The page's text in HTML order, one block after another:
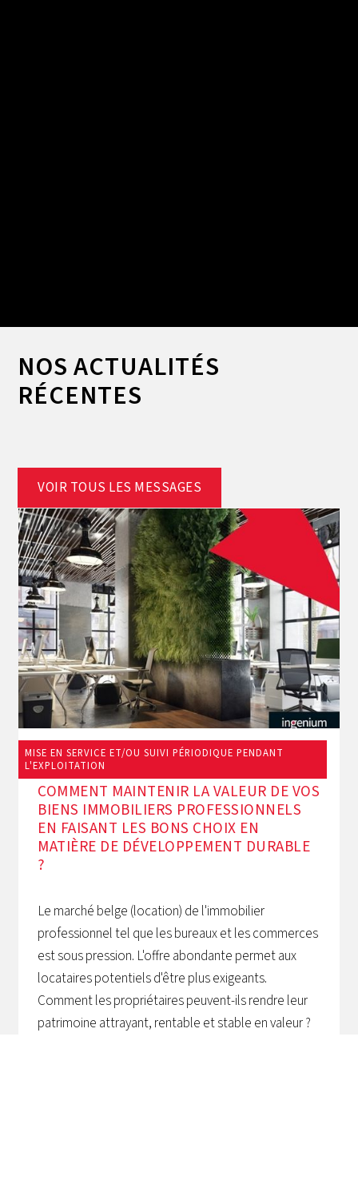
NOS ACTUALITÉS
RÉCENTES
VOIR TOUS LES MESSAGES
MISE EN SERVICE ET/OU SUIVI PÉRIODIQUE PENDANT
L'EXPLOITATION
11/9/2024
COMMENT MAINTENIR LA VALEUR DE VOS
BIENS IMMOBILIERS PROFESSIONNELS
EN FAISANT LES BONS CHOIX EN
MATIÈRE DE DÉVELOPPEMENT DURABLE
?
Le marché belge (location) de l'immobilier
professionnel tel que les bureaux et les commerces
est sous pression. L'offre abondante permet aux
locataires potentiels d'être plus exigeants.
Comment les propriétaires peuvent-ils rendre leur
patrimoine attrayant, rentable et stable en valeur ?